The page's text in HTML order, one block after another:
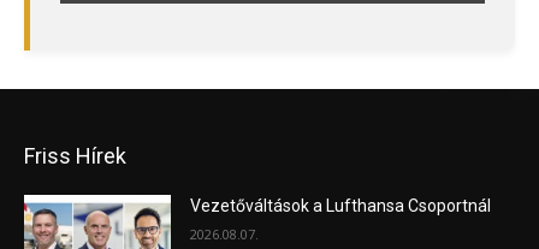
Friss Hírek
Vezetőváltások a Lufthansa Csoportnál
2026.08.07.